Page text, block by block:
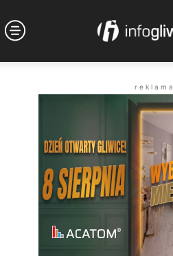
r e k l a m a